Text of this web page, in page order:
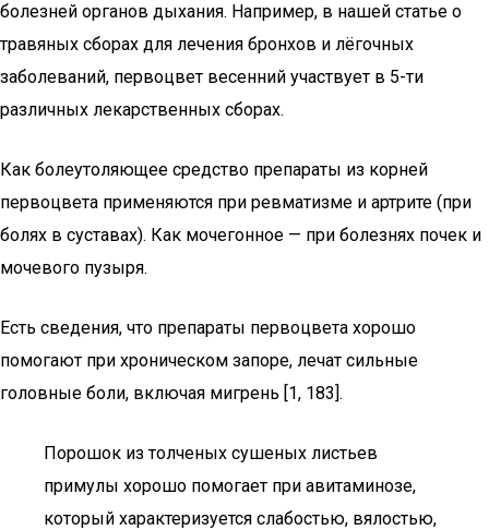
болезней органов дыхания. Например, в нашей статье о
травяных сборах для лечения бронхов и лёгочных
заболеваний, первоцвет весенний участвует в 5-ти
различных лекарственных сборах.
Как болеутоляющее средство препараты из корней
первоцвета применяются при ревматизме и артрите (при
болях в суставах). Как мочегонное — при болезнях почек и
мочевого пузыря.
Есть сведения, что препараты первоцвета хорошо
помогают при хроническом запоре, лечат сильные
головные боли, включая мигрень [1, 183].
Порошок из толченых сушеных листьев
примулы хорошо помогает при авитаминозе,
который характеризуется слабостью, вялостью,